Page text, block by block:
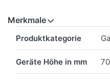
Merkmale
Produktkategorie
Geräte Höhe in mm